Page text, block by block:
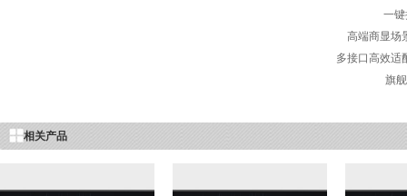
一
高端商显场
多接口高效适
旗
相关产品